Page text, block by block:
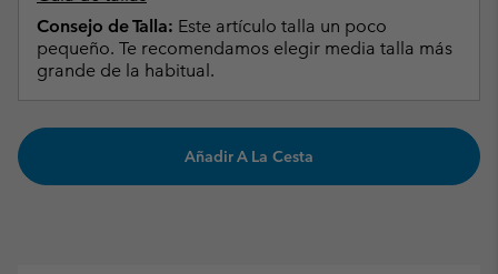
Consejo de Talla: Este artículo talla un poco
pequeño. Te recomendamos elegir media talla más
grande de la habitual.
Añadir A La Cesta